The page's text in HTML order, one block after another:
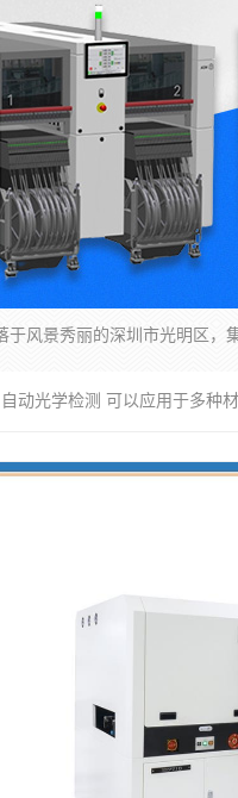
动光学检测 可以应用于多种